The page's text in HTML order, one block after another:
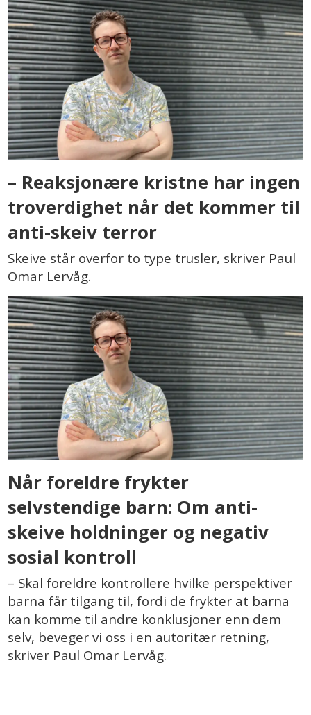
– Reaksjonære kristne har ingen
troverdighet når det kommer til
anti-skeiv terror
Skeive står overfor to type trusler, skriver Paul
Omar Lervåg.
Når foreldre frykter
selvstendige barn: Om anti-
skeive holdninger og negativ
sosial kontroll
– Skal foreldre kontrollere hvilke perspektiver
barna får tilgang til, fordi de frykter at barna
kan komme til andre konklusjoner enn dem
selv, beveger vi oss i en autoritær retning,
skriver Paul Omar Lervåg.